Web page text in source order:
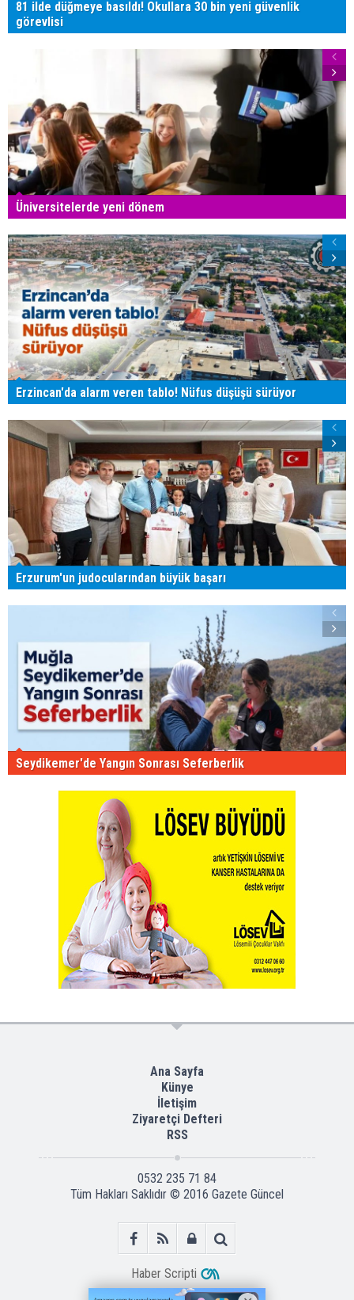
81 ilde düğmeye basıldı! Okullara 30 bin yeni güvenlik
görevlisi
Üniversitelerde yeni dönem
Erzincan'da alarm veren tablo! Nüfus düşüşü sürüyor
Erzurum'un judocularından büyük başarı
Seydikemer'de Yangın Sonrası Seferberlik
Ana Sayfa
Künye
İletişim
Ziyaretçi Defteri
RSS
0532 235 71 84
Tüm Hakları Saklıdır © 2016 Gazete Güncel
Haber Scripti